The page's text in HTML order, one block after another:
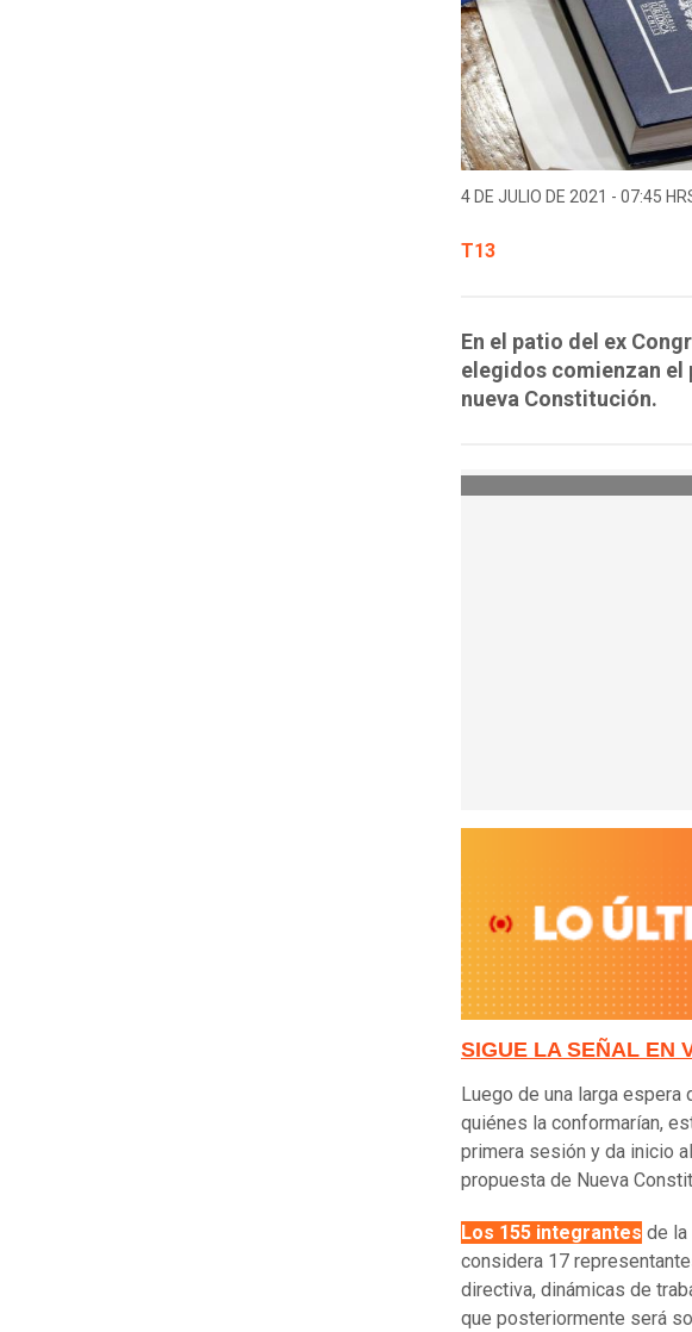
4 DE JULIO DE 2021 - 07:45
T13
En el patio del ex
elegidos comienzan el
nueva Constitución.
SIGUE LA SEÑAL EN
Luego de una larga
quiénes la conformarían,
primera sesión y da inicio al
propuesta de Nueva
Los 155 integrantes de la
considera 17
directiva, dinámicas de
que posteriormente será